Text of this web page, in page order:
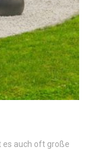
es auch oft große